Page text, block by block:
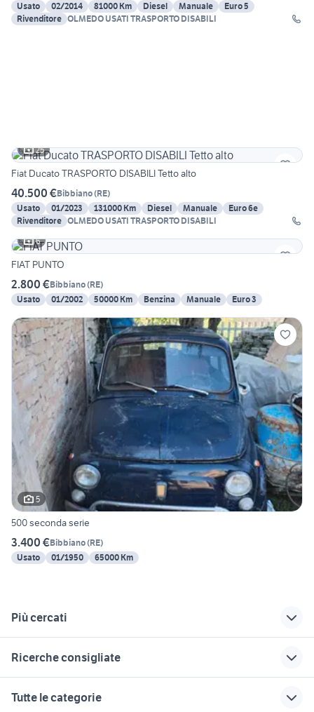
Usato
02/2014 81000 Km Diesel Manuale
Euro 5
Rivenditore OLMEDO USATI TRASPORTO DISABILI
25
Fiat Ducato TRASPORTO DISABILI Tetto alto
40.500 €Bibbiano(RE)
Usato
01/2023 131000 Km Diesel Manuale
Euro 6e
Rivenditore OLMEDO USATI TRASPORTO DISABILI
6
FIAT PUNTO
2.800 €Bibbiano(RE)
Usato
01/2002 50000 Km Benzina Manuale Euro 3
5
500 seconda serie
3.400 €Bibbiano(RE)
Usato
01/1950 65000 Km
Più cercati
auto usate boretto
Ricerche consigliate
auto usate economiche
Tutte le categorie